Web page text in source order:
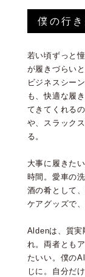
僕の行
若い頃ずっと
が履きづらい
ビジネスシー
も、快適な履
てきてくれる
や、スラック
る。
大事に履きた
時間。愛車の
酒の肴として
ケアグッズで
Aldenは、質実
れ。両者とも
たいい。僕の
じに。自分だ